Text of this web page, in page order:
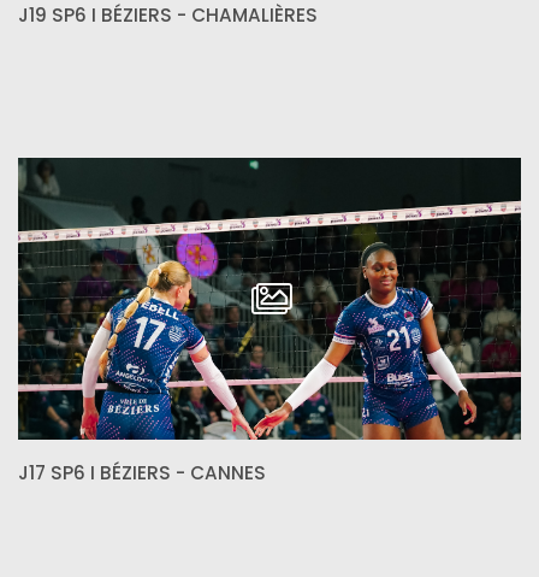
J19 SP6 I BÉZIERS - CHAMALIÈRES
J17 SP6 I BÉZIERS - CANNES